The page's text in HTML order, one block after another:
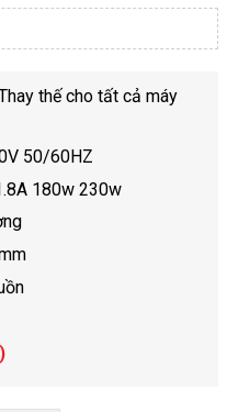
thế cho tất cả máy
50/60HZ
180w 230w